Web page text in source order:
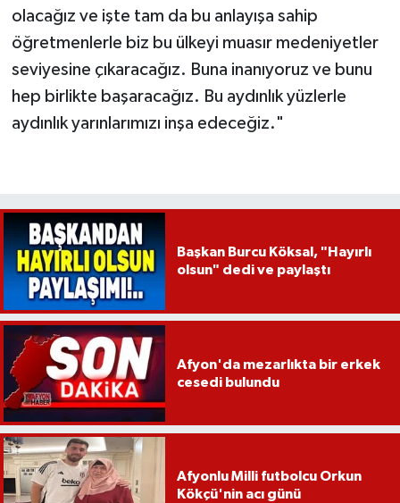
olacağız ve işte tam da bu anlayışa sahip
öğretmenlerle biz bu ülkeyi muasır medeniyetler
seviyesine çıkaracağız. Buna inanıyoruz ve bunu
hep birlikte başaracağız. Bu aydınlık yüzlerle
aydınlık yarınlarımızı inşa edeceğiz."
Başkan Burcu Köksal, "Hayırlı
olsun" dedi ve paylaştı
Afyon'da mezarlıkta bir erkek
cesedi bulundu
Afyonlu Milli futbolcu Orkun
Kökçü'nin acı günü